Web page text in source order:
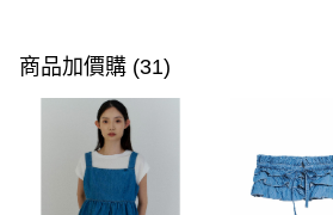
信用卡一次付款
超商取貨付款
LINE Pay
Apple Pay
商品加價購 (31)